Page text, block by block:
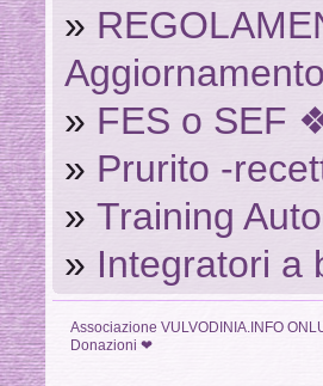
»
» FES o SEF
» Prurito -
»Training
» Integratori a
Associazione VULVODINIA.INFO
Donazioni ❤